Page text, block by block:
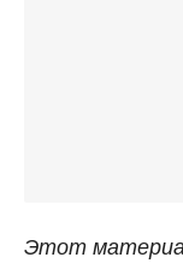
Этот